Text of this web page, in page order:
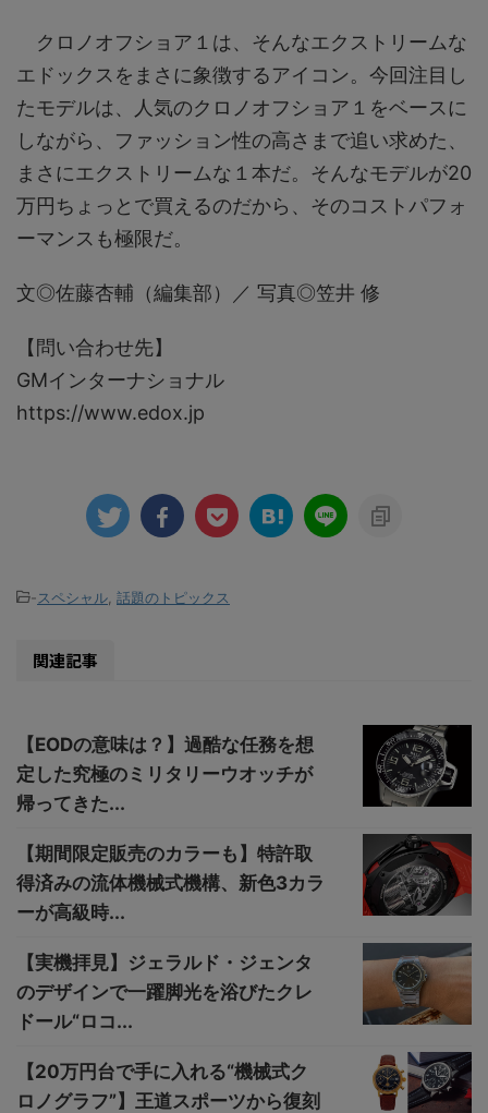
クロノオフショア１は、そんなエクストリームな
エドックスをまさに象徴するアイコン。今回注目し
たモデルは、人気のクロノオフショア１をベースに
しながら、ファッション性の高さまで追い求めた、
まさにエクストリームな１本だ。そんなモデルが20
万円ちょっとで買えるのだから、そのコストパフォ
ーマンスも極限だ。
文◎佐藤杏輔（編集部）／ 写真◎笠井 修
【問い合わせ先】
GMインターナショナル
https://www.edox.jp
-スペシャル 話題のトピックス
関連記事
【EODの意味は？】過酷な任務を想
定した究極のミリタリーウオッチが
帰ってきた...
【期間限定販売のカラーも】特許取
得済みの流体機械式機構、新色3カラ
ーが高級時...
【実機拝見】ジェラルド・ジェンタ
のデザインで一躍脚光を浴びたクレ
ドール“ロコ...
【20万円台で手に入れる“機械式ク
ロノグラフ”】王道スポーツから復刻